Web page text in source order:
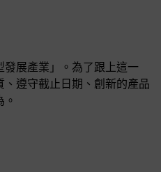
展產業」。為了跟上這一
遵守截止日期、創新的產品